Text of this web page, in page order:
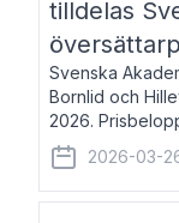
tilldelas
Svenska
Bornlid och
2026.
Bornlid, född
främst känd för
2026-03-